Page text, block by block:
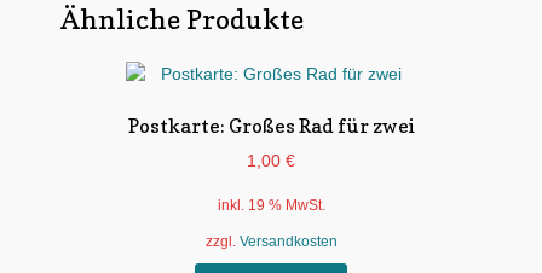
Gummiertes Papier
Ähnliche Produkte
Postkarte: Großes Rad für zwei
1,00 €
inkl. 19 % MwSt.
zzgl. Versandkosten